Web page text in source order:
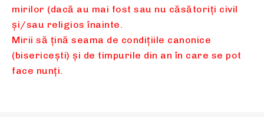
mirilor (dacă au mai fost sau nu căsătoriţi civil
şi/sau religios înainte.
Mirii să ţină seama de condiţiile canonice
(bisericeşti) şi de timpurile din an în care se pot
face nunţi.